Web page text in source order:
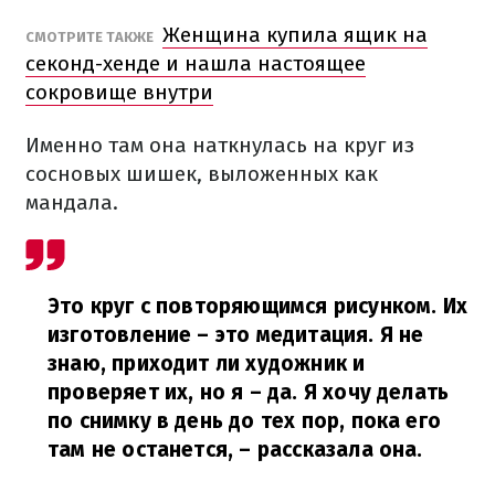
СМОТРИТЕ ТАКЖЕ Женщина купила ящик на
секонд-хенде и нашла настоящее
сокровище внутри
Именно там она наткнулась на круг из
сосновых шишек, выложенных как
мандала.
Это круг с повторяющимся рисунком. Их
изготовление – это медитация. Я не
знаю, приходит ли художник и
проверяет их, но я – да. Я хочу делать
по снимку в день до тех пор, пока его
там не останется, – рассказала она.